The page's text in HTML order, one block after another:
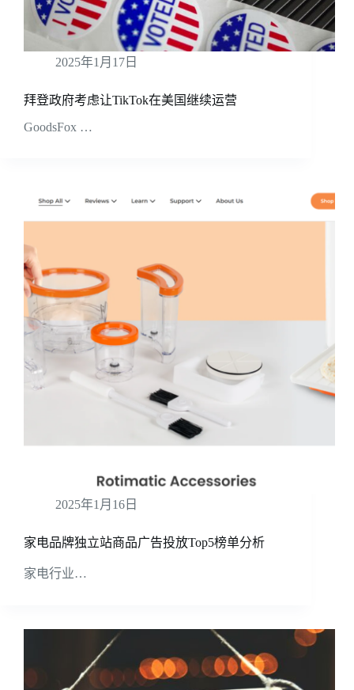
2025年1月17日
拜登政府考虑让TikTok在美国继续运营
GoodsFox …
2025年1月16日
家电品牌独立站商品广告投放Top5榜单分析
家电行业…